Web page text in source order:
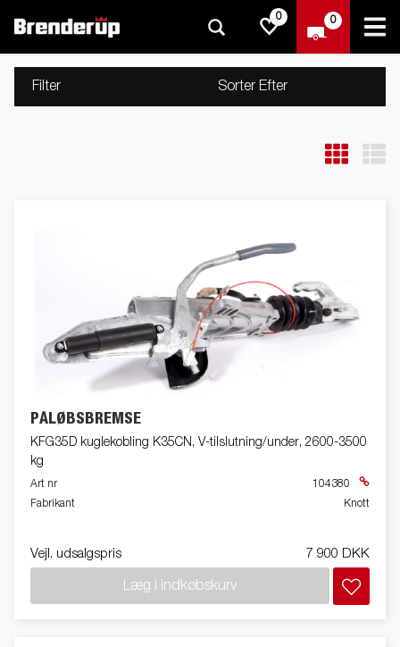
0 0
Filter Sorter Efter
PÅLØBSBREMSE
KFG35D kuglekobling K35CN, V-tilslutning/under, 2600-3500
kg
Art nr
104380
Fabrikant
Knott
Vejl. udsalgspris 7 900 DKK
Læg i indkøbskurv